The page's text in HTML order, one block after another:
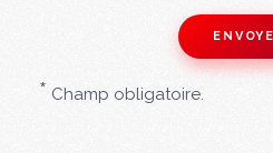
* Champ obligatoire.